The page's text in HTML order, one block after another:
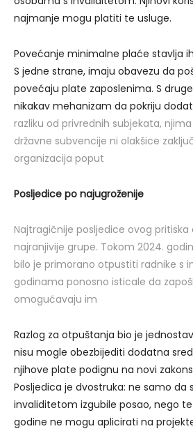
najmanje mogu platiti te usluge.
Povećanje minimalne plaće stavlja
S jedne strane, imaju obavezu da
povećaju plate zaposlenima. S
nikakav mehanizam da pokriju
razliku od privrednih subjekata,
državne subvencije ni olakšice
organizacija poput
Posljedice po najugroženije
Najtragičnije posljedice ovog pritiska
najranjivije grupe. Tokom 2024.
bilo je primorano otpustiti radnike s
godinama ponosno isticale da
omogućavaju im
Razlog za otpuštanja bio je
nisu mogle obezbijediti dodatna
njihove plate podignu na novi
Posljedica je dvostruka: ne samo da
invaliditetom izgubile posao, nego
godine ne mogu aplicirati na